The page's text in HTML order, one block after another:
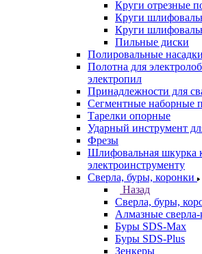
Круги отрезные
Круги
Круги
Пильные диски
Полировальные насадки
Полотна для
электропил
Принадлежности для
Сегментные наборные
Тарелки опорные
Ударный инструмент
Фрезы
Шлифовальная шкурка
электроинструменту
Сверла, буры, коронки
Назад
Сверла, буры,
Алмазные
Буры SDS-Max
Буры SDS-Plus
Зенкеры